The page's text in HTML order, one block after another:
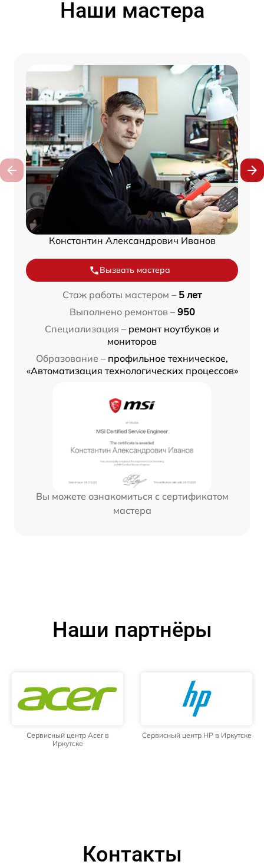
Наши мастера
Константин Александрович Иванов
Вызвать мастера
Стаж работы мастером – 5 лет
Выполнено ремонтов – 950
Специализация – ремонт ноутбуков и
мониторов
Образование – профильное техническое,
«Автоматизация технологических процессов»
Вы можете ознакомиться с сертификатом
мастера
Наши партнёры
Сервисный центр Acer в
Иркутске
Сервисный центр HP в Иркутске
Контакты